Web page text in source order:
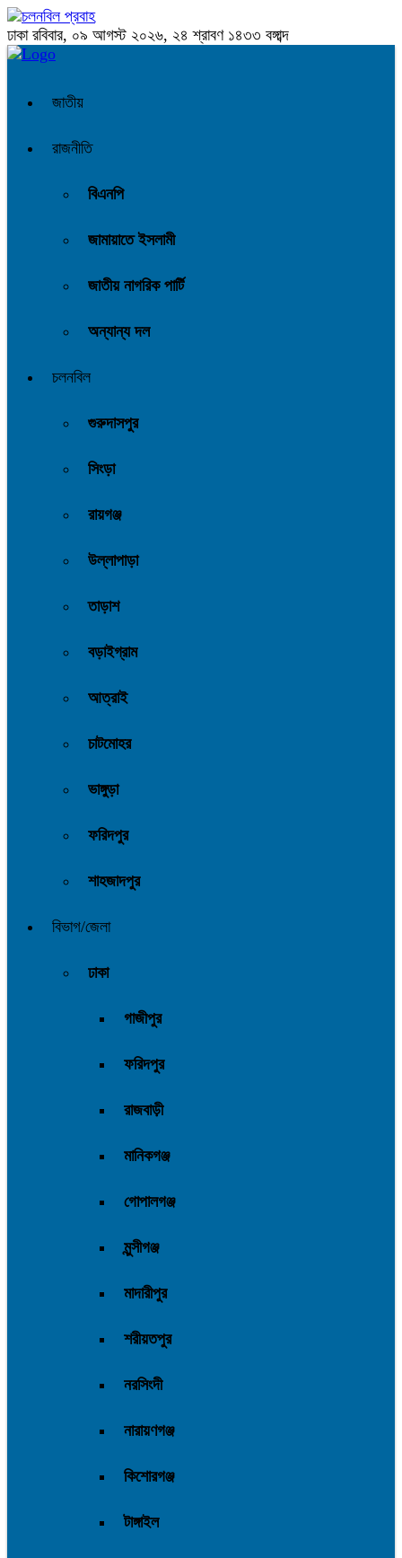
ঢাকা রবিবার, ০৯ আগস্ট ২০২৬, ২৪ শ্রাবণ ১৪৩৩ বঙ্গাব্দ
জাতীয়
রাজনীতি
বিএনপি
জামায়াতে ইসলামী
জাতীয় নাগরিক পার্টি
অন্যান্য দল
চলনবিল
গুরুদাসপুর
সিংড়া
রায়গঞ্জ
উল্লাপাড়া
তাড়াশ
বড়াইগ্রাম
আত্রাই
চাটমোহর
ভাঙ্গুড়া
ফরিদপুর
শাহজাদপুর
বিভাগ/জেলা
ঢাকা
গাজীপুর
ফরিদপুর
রাজবাড়ী
মানিকগঞ্জ
গোপালগঞ্জ
মুন্সীগঞ্জ
মাদারীপুর
শরীয়তপুর
নরসিংদী
নারায়ণগঞ্জ
কিশোরগঞ্জ
টাঙ্গাইল